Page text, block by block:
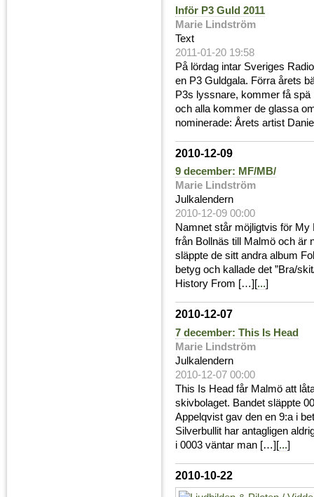
Inför P3 Guld 2011
Marie Lindström
Text
2011-01-20 19:58
På lördag intar Sveriges
en P3 Guldgala. Förra årets
P3s lyssnare, kommer få
och alla kommer de glassa
nominerade: Årets artist
2010-12-09
9 december: MF/MB/
Marie Lindström
Julkalendern
2010-12-09 00:00
Namnet står möjligtvis för
från Bollnäs till Malmö och är
släppte de sitt andra album
betyg och kallade det ”Bra/
History From […][...]
2010-12-07
7 december: This Is Head
Marie Lindström
Julkalendern
2010-12-07 00:00
This Is Head får Malmö att
skivbolaget. Bandet släppte
Appelqvist gav den en 9:a i
Silverbullit har antagligen
i 0003 väntar man […][...]
2010-10-22